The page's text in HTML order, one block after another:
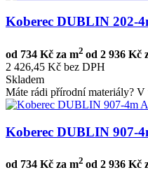
Koberec DUBLIN 202-
od 734 Kč za m2 od 2 936 Kč
2 426,45 Kč bez DPH
Skladem
Máte rádi přírodní materiály?
Koberec DUBLIN 907-
od 734 Kč za m2 od 2 936 Kč